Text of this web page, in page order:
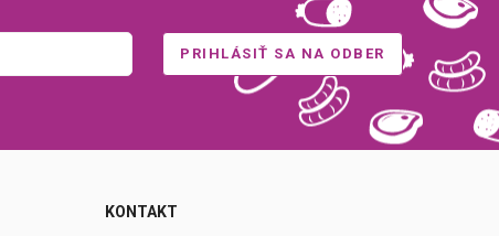
KONTAKT
0